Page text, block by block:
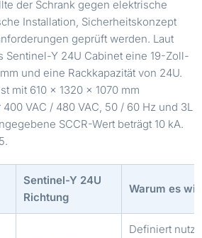
der Schrank gegen elektrische
Installation, Sicherheitskonzept
geprüft werden. Laut
Sentinel-Y 24U Cabinet eine 19-Zoll-
und eine Rackkapazität von 24U.
mit 610 × 1320 × 1070 mm
VAC / 480 VAC, 50 / 60 Hz und 3L
SCCR-Wert beträgt 10 kA.
Sentinel-Y 24U
Richtung
Warum es
Definiert